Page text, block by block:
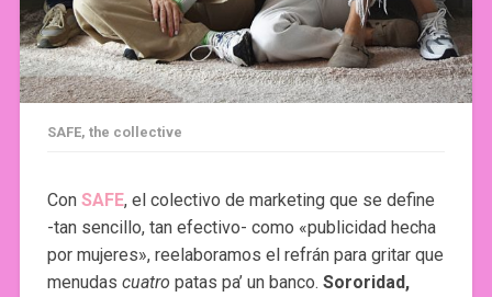
SAFE, the collective
Con SAFE, el colectivo de marketing que se define
-tan sencillo, tan efectivo- como «publicidad hecha
por mujeres», reelaboramos el refrán para gritar que
menudas cuatro patas pa’ un banco. Sororidad,